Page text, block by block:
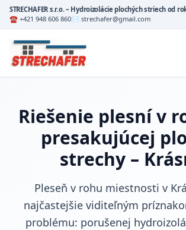
STRECHAFER s.r.o. – Hydroizolácie plochých striech od
☎ +421 948 606 860✉ strechafer@gmail.com
Riešenie plesní v
presakujúcej
strechy –
Pleseň v rohu miestnosti v
najčastejšie viditeľným
problému: porušenej